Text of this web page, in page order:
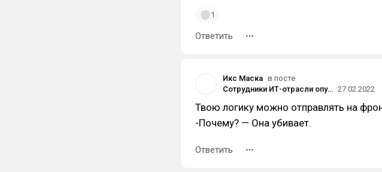
1
Ответить
Икс Маска в посте
Сотрудники ИТ-отрасли опубликовали открытое письмо против «операции» в Украине — его подписало больше тысячи человек 27.02.2022
Твою логику можно отправлять на
-Почему? — Она убивает.
Ответить